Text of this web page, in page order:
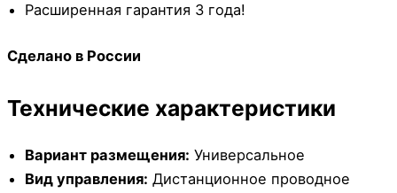
Расширенная гарантия 3 года!
Сделано в России
Технические характеристики
Вариант размещения: Универсальное
Вид управления: Дистанционное проводное